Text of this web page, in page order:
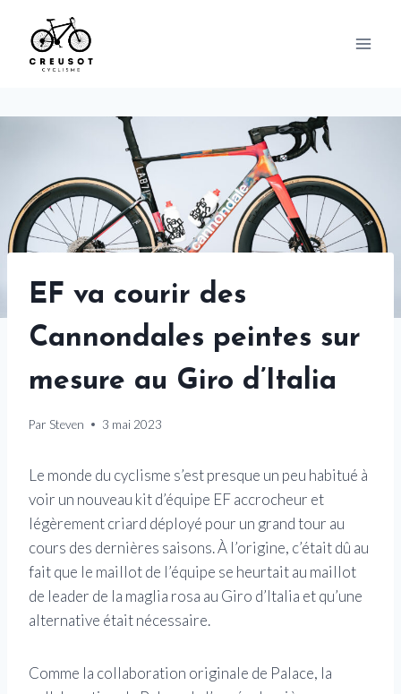
content
EF va courir des
Cannondales peintes sur
mesure au Giro d’Italia
Par Steven 3 mai 2023
Le monde du cyclisme s’est presque un peu habitué à
voir un nouveau kit d’équipe EF accrocheur et
légèrement criard déployé pour un grand tour au
cours des dernières saisons. À l’origine, c’était dû au
fait que le maillot de l’équipe se heurtait au maillot
de leader de la maglia rosa au Giro d’Italia et qu’une
alternative était nécessaire.
Comme la collaboration originale de Palace, la